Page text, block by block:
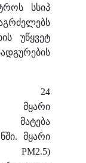
სსიპ
უწყვეტ
24
მყარი
მყარი